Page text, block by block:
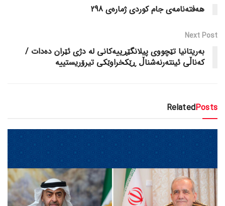
هەفتەنامەی جام کوردی ژمارەی 298
Next Post
بەریتانیا تێچووی پیلانگێڕییەکانی لە دژی ئێران دەدات /
کەناڵی ئینتەرنەشناڵ ڕێکخراوێکی تیرۆریستییە
RelatedPosts